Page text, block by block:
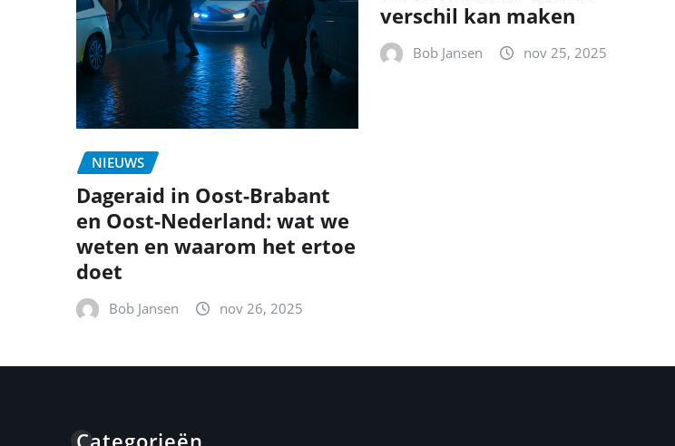
NIEUWS
Dageraid in Oost-Brabant
en Oost-Nederland: wat we
weten en waarom het ertoe
doet
Bob Jansen nov 26, 2025
verschil kan maken
Bob Jansen nov 25, 2025